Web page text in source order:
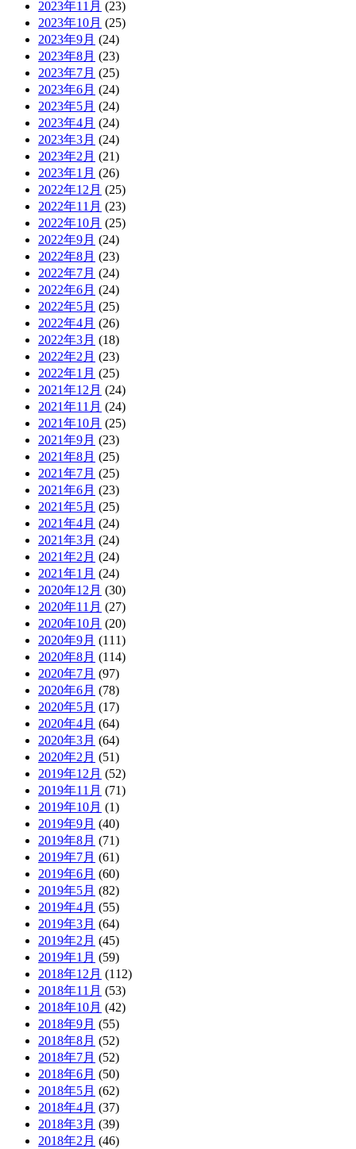
2023年11月 (23)
2023年10月 (25)
2023年9月 (24)
2023年8月 (23)
2023年7月 (25)
2023年6月 (24)
2023年5月 (24)
2023年4月 (24)
2023年3月 (24)
2023年2月 (21)
2023年1月 (26)
2022年12月 (25)
2022年11月 (23)
2022年10月 (25)
2022年9月 (24)
2022年8月 (23)
2022年7月 (24)
2022年6月 (24)
2022年5月 (25)
2022年4月 (26)
2022年3月 (18)
2022年2月 (23)
2022年1月 (25)
2021年12月 (24)
2021年11月 (24)
2021年10月 (25)
2021年9月 (23)
2021年8月 (25)
2021年7月 (25)
2021年6月 (23)
2021年5月 (25)
2021年4月 (24)
2021年3月 (24)
2021年2月 (24)
2021年1月 (24)
2020年12月 (30)
2020年11月 (27)
2020年10月 (20)
2020年9月 (111)
2020年8月 (114)
2020年7月 (97)
2020年6月 (78)
2020年5月 (17)
2020年4月 (64)
2020年3月 (64)
2020年2月 (51)
2019年12月 (52)
2019年11月 (71)
2019年10月 (1)
2019年9月 (40)
2019年8月 (71)
2019年7月 (61)
2019年6月 (60)
2019年5月 (82)
2019年4月 (55)
2019年3月 (64)
2019年2月 (45)
2019年1月 (59)
2018年12月 (112)
2018年11月 (53)
2018年10月 (42)
2018年9月 (55)
2018年8月 (52)
2018年7月 (52)
2018年6月 (50)
2018年5月 (62)
2018年4月 (37)
2018年3月 (39)
2018年2月 (46)